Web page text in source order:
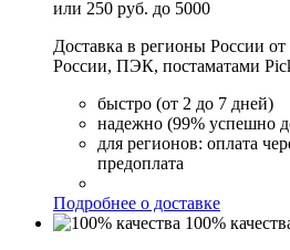
или 250 руб. до 5000
Доставка в регионы России
России, ПЭК, постаматами
быстро (от 2 до 7 дней)
надежно (99% успешно
для регионов: оплата
предоплата
Подробнее о доставке
100%